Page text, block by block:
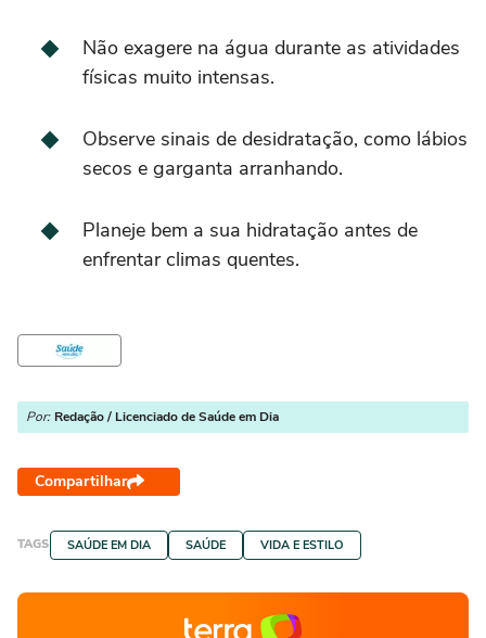
Não exagere na água durante as atividades
físicas muito intensas.
Observe sinais de desidratação, como lábios
secos e garganta arranhando.
Planeje bem a sua hidratação antes de
enfrentar climas quentes.
Por: Redação / Licenciado de Saúde em Dia
Compartilhar
TAGS SAÚDE EM DIA SAÚDE VIDA E ESTILO